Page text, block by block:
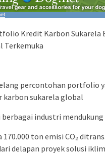
Kredit Karbon Sukarela
Terkemuka
percontohan portfolio
karbon sukarela global
berbagai industri
ton emisi CO₂
delapan proyek solusi